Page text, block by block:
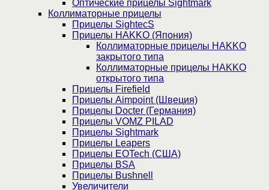
Оптические прицелы Sightmark
Коллиматорные прицелы
Прицелы SightecS
Прицелы HAKKO (Япония)
Коллиматорные прицелы HAKKO
закрытого типа
Коллиматорные прицелы HAKKO
открытого типа
Прицелы Firefield
Прицелы Aimpoint (Швеция)
Прицелы Docter (Германия)
Прицелы VOMZ PILAD
Прицелы Sightmark
Прицелы Leapers
Прицелы EOTech (США)
Прицелы BSA
Прицелы Bushnell
Увеличители